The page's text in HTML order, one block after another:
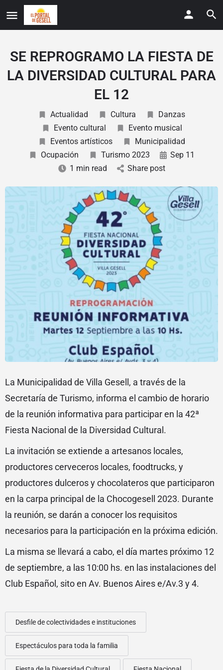
SE REPROGRAMO LA FIESTA DE
LA DIVERSIDAD CULTURAL PARA
EL 12
Actualidad Cultura
Danzas
Evento cultural
Evento musical
Eventos artísticos
Municipalidad
Ocupación
Turismo 2023
Sep 11
1 min read
Share post
La Municipalidad de Villa Gesell, a través de la
Secretaría de Turismo, informa el cambio de horario
de la reunión informativa para participar en la 42ª
Fiesta Nacional de la Diversidad Cultural.
La invitación se extiende a artesanos locales,
productores cerveceros locales, foodtrucks, y
productores dulceros y chocolateros que participaron
en la carpa principal de la Chocogesell 2023. Durante
la reunión, se darán a conocer los requisitos
necesarios para la participación en la próxima edición.
La misma se llevará a cabo, el día martes próximo 12
de septiembre, a las 10:00 hs. en las instalaciones del
Club Español, sito en Av. Buenos Aires e/Av.3 y 4.
Desfile de colectividades e instituciones
Espectáculos para toda la familia